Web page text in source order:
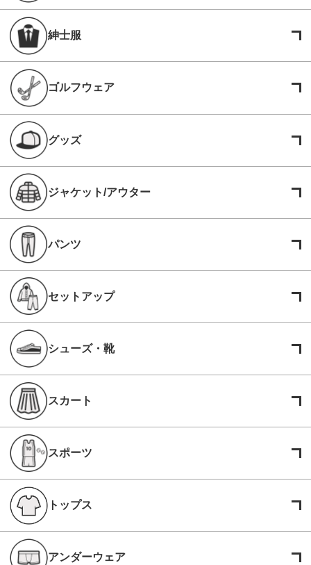
紳士服
ゴルフウェア
グッズ
ジャケット/アウター
パンツ
セットアップ
シューズ・靴
スカート
スポーツ
トップス
アンダーウェア